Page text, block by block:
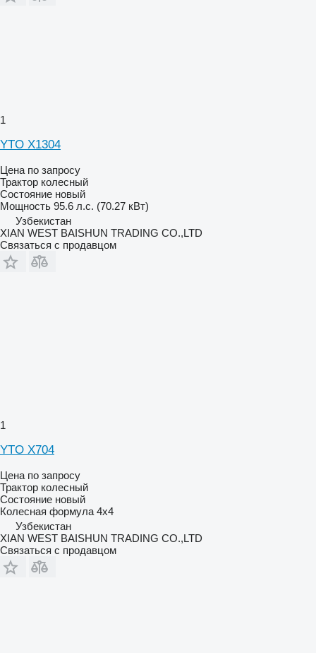
1
YTO X1304
Цена по запросу
Трактор колесный
Состояние новый
Мощность 95.6 л.с. (70.27 кВт)
Узбекистан
XIAN WEST BAISHUN TRADING CO.,LTD
Связаться с продавцом
1
YTO X704
Цена по запросу
Трактор колесный
Состояние новый
Колесная формула 4x4
Узбекистан
XIAN WEST BAISHUN TRADING CO.,LTD
Связаться с продавцом